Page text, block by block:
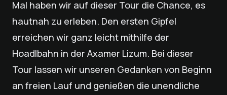
Mal haben wir auf dieser Tour die Chance, es
hautnah zu erleben. Den ersten Gipfel
erreichen wir ganz leicht mithilfe der
Hoadlbahn in der Axamer Lizum. Bei dieser
Tour lassen wir unseren Gedanken von Beginn
an freien Lauf und genießen die unendliche